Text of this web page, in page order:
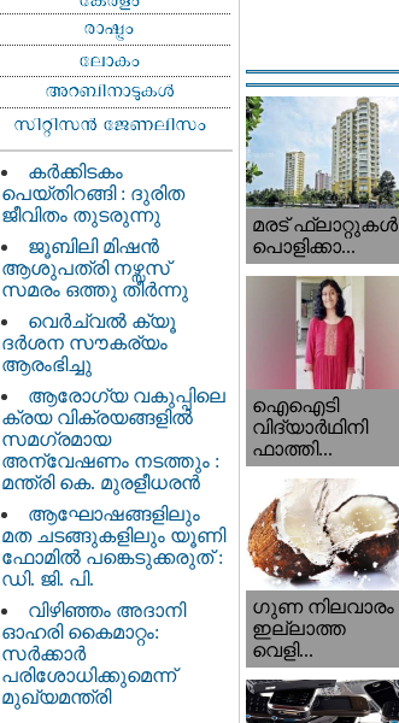
കർക്കിടകം
പെയ്തിറങ്ങി : ദുരിത
ജീവിതം തുടരുന്നു
ജൂബിലി മിഷൻ
ആശുപത്രി നഴ്സസ്
സമരം ഒത്തു തീർന്നു
വെര്‍ച്വല്‍ ക്യൂ
ദര്‍ശന സൗകര്യം
ആരംഭിച്ചു
ആരോഗ്യ വകുപ്പിലെ
ക്രയ വിക്രയങ്ങളിൽ
സമഗ്രമായ
അന്വേഷണം നടത്തും :
മന്ത്രി കെ. മുരളീധരൻ
ആഘോഷങ്ങളിലും
മത ചടങ്ങുകളിലും യൂണി
ഫോമിൽ പങ്കെടുക്കരുത് :
ഡി. ജി. പി.
വിഴിഞ്ഞം അദാനി
ഓഹരി കൈമാറ്റം:
സർക്കാർ
പരിശോധിക്കുമെന്ന്
മുഖ്യമന്ത്രി
മരട് ഫ്ലാറ്റുകൾ
പൊളിക്കാ...
ഐഐടി
വിദ്യാര്‍ഥിനി
ഫാത്തി...
ഗുണ നിലവാരം
ഇല്ലാത്ത
വെളി...